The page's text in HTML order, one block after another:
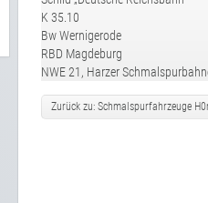
K 35.10
Bw Wernigerode
RBD Magdeburg
NWE 21, Harzer
Zurück zu: Schmalspurfahrzeuge